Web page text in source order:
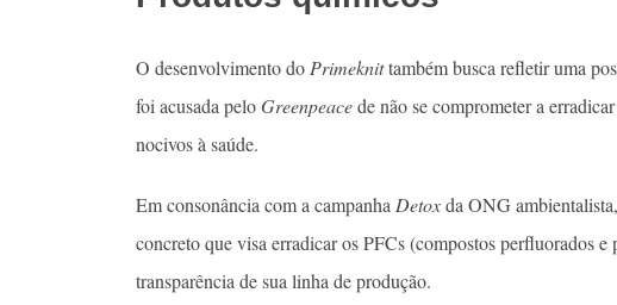
O desenvolvimento doPrimeknittambém busca refletir uma
foi acusada peloGreenpeacede não se comprometer a
nocivos à saúde.
Em consonância com a campanhaDetoxda ONG
concreto que visa erradicar os PFCs (compostos perfluorados
transparência de sua linha de produção.